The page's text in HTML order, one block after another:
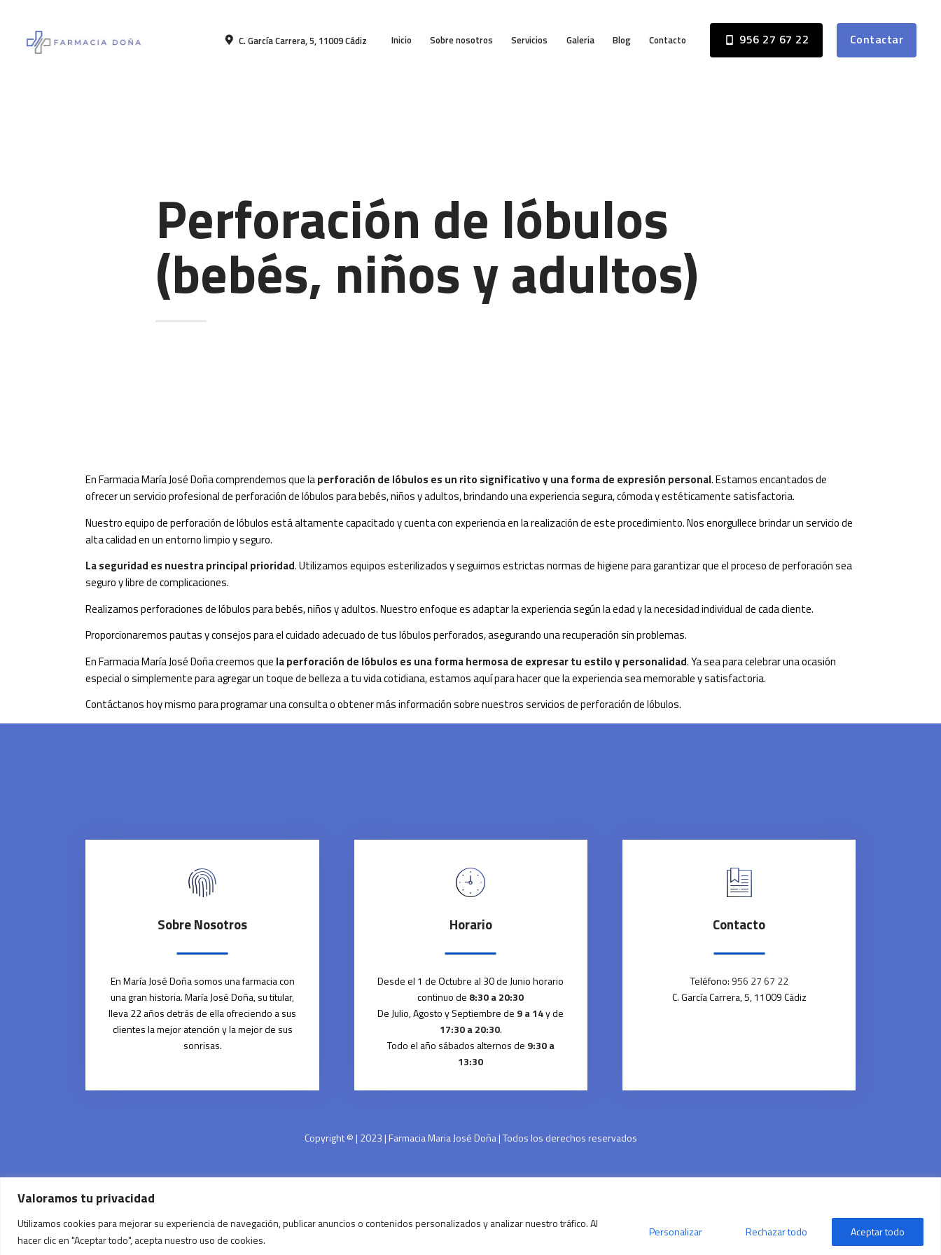
Valoramos tu privacidad
Utilizamos cookies para mejorar su experiencia de navegación, publicar anuncios o contenidos personalizados y analizar nuestro tráfico. Al
hacer clic en "Aceptar todo", acepta nuestro uso de cookies.
Personalizar Rechazar todo Aceptar todo
C. García Carrera, 5, 11009 Cádiz Inicio Sobre nosotros Servicios Galeria Blog Contacto 956 27 67 22 Contactar
Perforación de lóbulos
(bebés, niños y adultos)
SOBRE NOSOTROS
En Farmacia María José Doña comprendemos que laperforación de lóbulos es un rito significativo y una forma de expresión personal. Estamos encantados de
ofrecer un servicio profesional de perforación de lóbulos para bebés, niños y adultos, brindando una experiencia segura, cómoda y estéticamente satisfactoria.
Nuestro equipo de perforación de lóbulos está altamente capacitado y cuenta con experiencia en la realización de este procedimiento. Nos enorgullece brindar un servicio de
alta calidad en un entorno limpio y seguro.
La seguridad es nuestra principal prioridad. Utilizamos equipos esterilizados y seguimos estrictas normas de higiene para garantizar que el proceso de perforación sea
seguro y libre de complicaciones.
Realizamos perforaciones de lóbulos para bebés, niños y adultos. Nuestro enfoque es adaptar la experiencia según la edad y la necesidad individual de cada cliente.
Proporcionaremos pautas y consejos para el cuidado adecuado de tus lóbulos perforados, asegurando una recuperación sin problemas.
En Farmacia María José Doña creemos que la perforación de lóbulos es una forma hermosa de expresar tu estilo y personalidad. Ya sea para celebrar una ocasión
especial o simplemente para agregar un toque de belleza a tu vida cotidiana, estamos aquí para hacer que la experiencia sea memorable y satisfactoria.
Contáctanos hoy mismo para programar una consulta o obtener más información sobre nuestros servicios de perforación de lóbulos.
Sobre Nosotros
En María José Doña somos una farmacia con
una gran historia. María José Doña, su titular,
lleva 22 años detrás de ella ofreciendo a sus
clientes la mejor atención y la mejor de sus
sonrisas.
Horario
Desde el 1 de Octubre al 30 de Junio horario
continuo de 8:30 a 20:30
De Julio, Agosto y Septiembre de 9 a 14y de
17:30 a 20:30.
Todo el año sábados alternos de 9:30 a
13:30
Contacto
Teléfono: 956 27 67 22
C. García Carrera, 5, 11009 Cádiz
Copyright © | 2023 | Farmacia Maria José Doña | Todos los derechos reservados
Financiado por la Unión Europea – NextGenerationEU